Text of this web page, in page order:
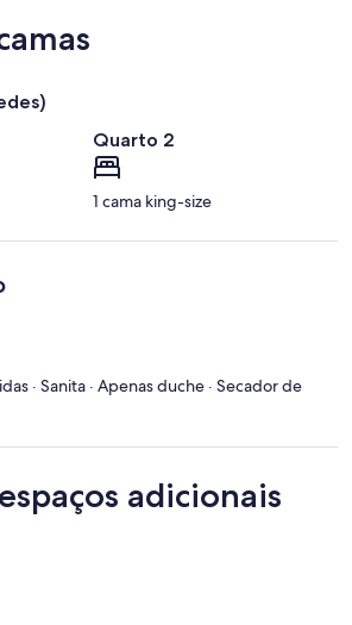
Quarto 2
1 cama king-size
· Sanita · Apenas duche · Secador de
adicionais